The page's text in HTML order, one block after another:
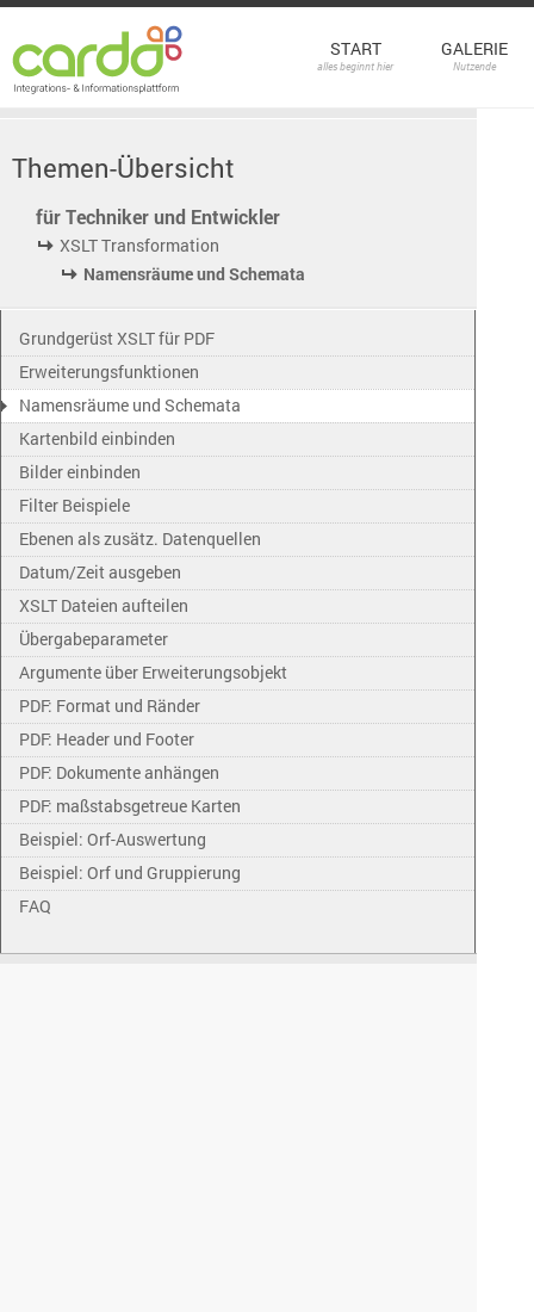
START
alles beginnt hier
GALERIE
Nutzende
Themen-Übersicht
für Techniker und Entwickler
XSLT Transformation
Namensräume und Schemata
Grundgerüst XSLT für PDF
Erweiterungsfunktionen
Namensräume und Schemata
Kartenbild einbinden
Bilder einbinden
Filter Beispiele
Ebenen als zusätz. Datenquellen
Datum/Zeit ausgeben
XSLT Dateien aufteilen
Übergabeparameter
Argumente über Erweiterungsobjekt
PDF: Format und Ränder
PDF: Header und Footer
PDF: Dokumente anhängen
PDF: maßstabsgetreue Karten
Beispiel: Orf-Auswertung
Beispiel: Orf und Gruppierung
FAQ